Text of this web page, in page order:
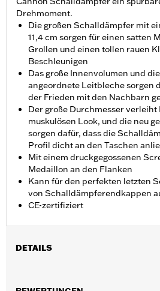
Drehmoment.
Die großen Schalldämpfer mit
11,4 cm sorgen für einen satten
Grollen und einen tollen rauen
Beschleunigen
Das große Innenvolumen und
angeordnete Leitbleche sorgen
der Frieden mit den Nachbarn
Der große Durchmesser verleiht
muskulösen Look, und die neu
sorgen dafür, dass die
Profil dicht an den Taschen
Mit einem druckgegossenen
Medaillon an den Flanken
Kann für den perfekten letzten
von Schalldämpferendkappen
CE-zertifiziert
DETAILS
internationale Märkte, die ECE-